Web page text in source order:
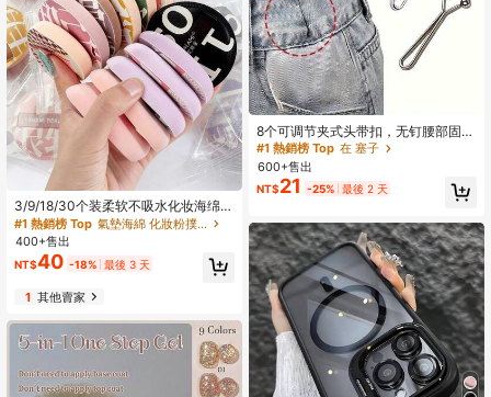
3/9/18/30个装柔软不吸水化妆海绵粉
扑，高密度化妆海绵，柔韧耐用，干
湿两用，方便旅行携带（颜色和款式
随机）
#1 熱銷榜 Top
氣墊海綿 化妝粉撲和海綿
400+售出
NT$40 -18% 最後 3 天
1其他賣家
8个可调节夹式头带扣，无钉腰部固定
夹，隐形防漏夹，多功能围巾头带收
紧工具，可用于收紧袖口、领口、腰
带、裤腿
#1 熱銷榜 Top 在 塞子
600+售出
NT$21 -25% 最後 2 天